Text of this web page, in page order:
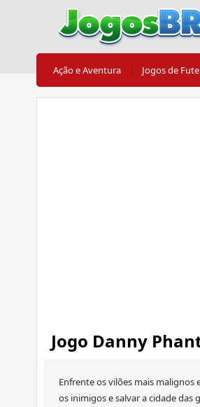
Ação e Aventura Jogos de
Jogo Danny
Enfrente os vilões mais malignos
os inimigos e salvar a cidade das